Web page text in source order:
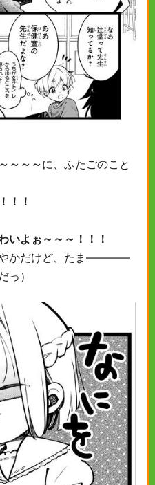
～～～に、ふたごのこと
！！
いよぉ～～～！！！
やかだけど、たま――――
っ）